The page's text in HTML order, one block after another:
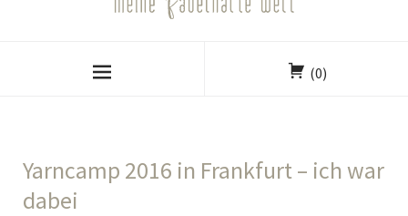
(0)
Yarncamp 2016 in Frankfurt – ich war
dabei